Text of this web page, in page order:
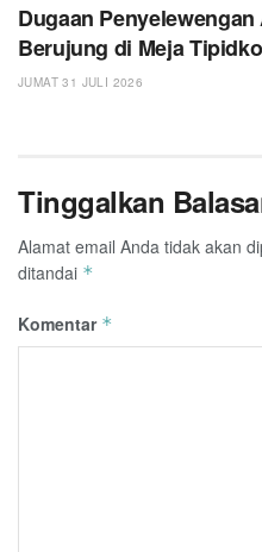
Dugaan
Berujung di Meja
JUMAT 31 JULI 2026
Tinggalkan
Alamat email Anda tidak akan
ditandai *
Komentar *